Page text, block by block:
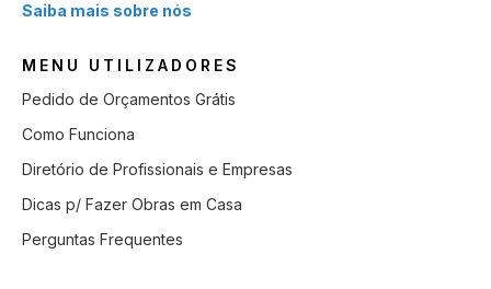
Saiba mais sobre nós
MENU UTILIZADORES
Pedido de Orçamentos Grátis
Como Funciona
Diretório de Profissionais e Empresas
Dicas p/ Fazer Obras em Casa
Perguntas Frequentes